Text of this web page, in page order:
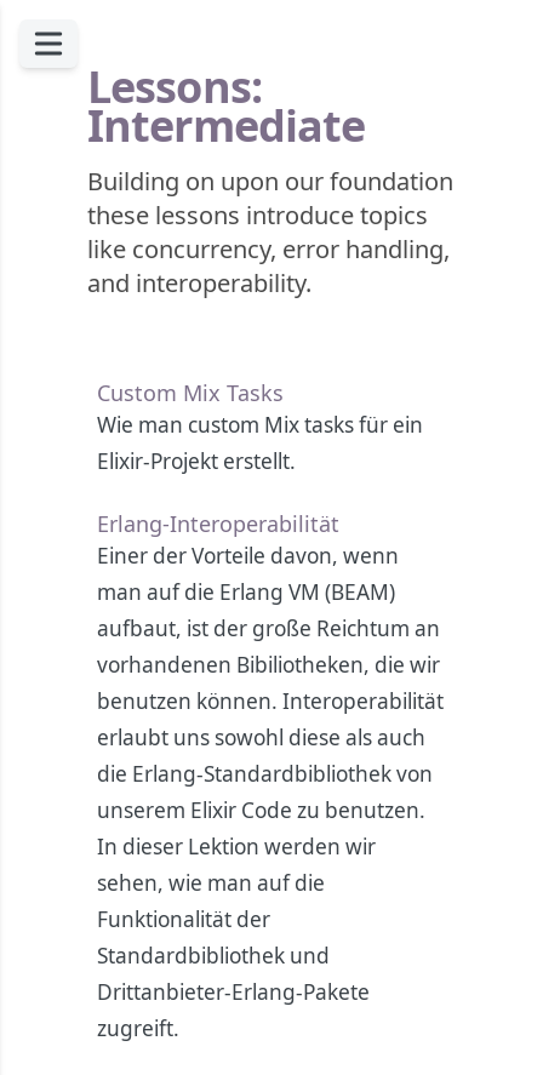
Lessons:
Intermediate
Building on upon our foundation
these lessons introduce topics
like concurrency, error handling,
and interoperability.
Custom Mix Tasks
Wie man custom Mix tasks für ein
Elixir-Projekt erstellt.
Erlang-Interoperabilität
Einer der Vorteile davon, wenn
man auf die Erlang VM (BEAM)
aufbaut, ist der große Reichtum an
vorhandenen Bibiliotheken, die wir
benutzen können. Interoperabilität
erlaubt uns sowohl diese als auch
die Erlang-Standardbibliothek von
unserem Elixir Code zu benutzen.
In dieser Lektion werden wir
sehen, wie man auf die
Funktionalität der
Standardbibliothek und
Drittanbieter-Erlang-Pakete
zugreift.